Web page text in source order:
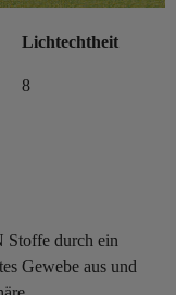
Lichtechtheit
8
Stoffe durch ein
Gewebe aus und